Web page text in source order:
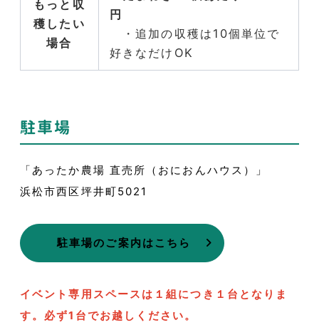
もっと収
穫したい
場合
円
・追加の収穫は10個単位で
好きなだけOK
駐車場
「あったか農場 直売所（おにおんハウス）」
浜松市西区坪井町5021
駐車場のご案内はこちら
イベント専用スペースは１組につき１台となりま
す。必ず1台でお越しください。